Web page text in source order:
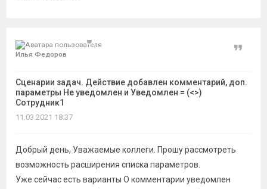
Илья Федоров
Сценарии задач. Действие добавлен комментарий, доп.
параметры Не уведомлен и Уведомлен = (<>)
Сотрудник1
Цитата
11.03.2021 18:37
Добрый день, Уважаемые коллеги. Прошу рассмотреть
возможность расширения списка параметров.
Уже сейчас есть варианты О комментарии уведомлен